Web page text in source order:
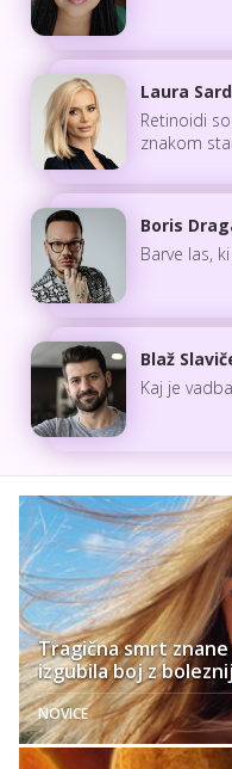
Laura
Retinoidi
znakom
Boris
Barve las,
Blaž
Kaj je
Tragična smrt
izgubila boj z
NOVICE